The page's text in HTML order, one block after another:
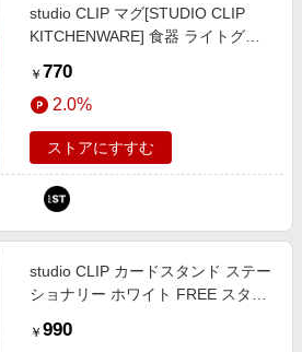
studio CLIP マグ[STUDIO CLIP
KITCHENWARE] 食器 ライトグレ
and ST アンドエスティ（旧ドット
エスティ）
￥ 770
2.0%
ストアにすすむ
studio CLIP カードスタンド ステー
ショナリー ホワイト FREE スタジ
エスティ（旧ドットエスティ）
￥ 990